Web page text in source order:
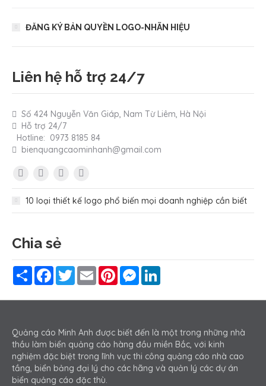
ĐĂNG KÝ BẢN QUYỀN LOGO-NHÃN HIỆU
Liên hệ hỗ trợ 24/7
Số 424 Nguyễn Văn Giáp, Nam Từ Liêm, Hà Nội
Hỗ trợ 24/7
Hotline: 0973 8185 84
bienquangcaominhanh@gmail.com
Find us on:
page
opens
new
window
page
opens
new
window
page
opens
new
window
page
opens
window
10 loại thiết kế logo phổ biến mọi doanh nghiệp cần biết
Chia sẻ
Share Facebook
TwitterEmail PinterestMessenger
Quảng cáo Minh Anh được biết đến là một trong những nhà
thầu làm biển quảng cáo hàng đầu miền Bắc, với kinh
nghiệm đặc biệt trong lĩnh vực thi công quảng cáo nhà cao
tầng, biển bảng đại lý cho các hãng và quản lý các dự án
biển quảng cáo đặc thù.